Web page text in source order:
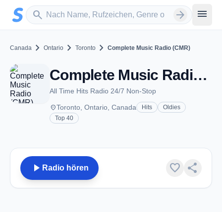
Zum Hauptinhalt springen
search
Sender suchen arrow_forward menu
Canada chevron_right Ontario chevron_right Toronto chevron_right Complete Music Radio (CMR)
Complete Music Radio (CMR) - Toronto, ON
All Time Hits Radio 24/7 Non-Stop
placeToronto, Ontario, Canada Hits
Oldies
Top 40
play_arrow Radio hören favorite share